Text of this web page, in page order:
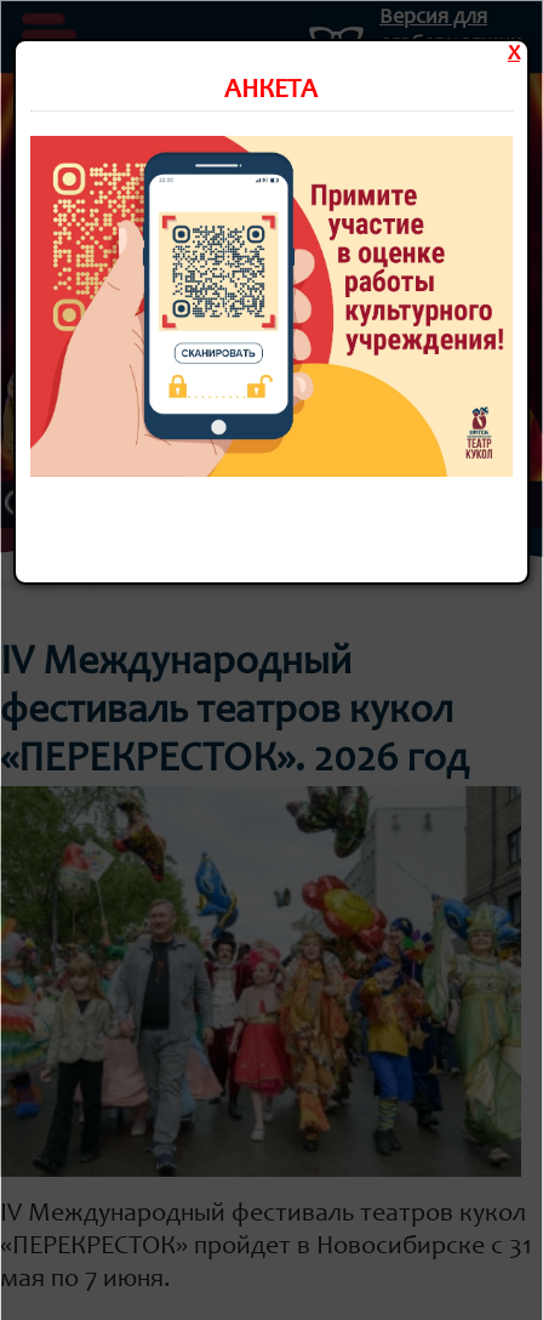
Версия для
слабовидящих
Министерство культуры Новосибирской области
НОВОСИБИРСКИЙ ОБЛАСТНОЙ
ТЕАТР КУКОЛ
8 800 300-49-10
93 театральный сезон
IV Международный
фестиваль театров кукол
«ПЕРЕКРЕСТОК». 2026 год
IV Международный фестиваль театров кукол
«ПЕРЕКРЕСТОК» пройдет в Новосибирске с 31
мая по 7 июня.
X
АНКЕТА